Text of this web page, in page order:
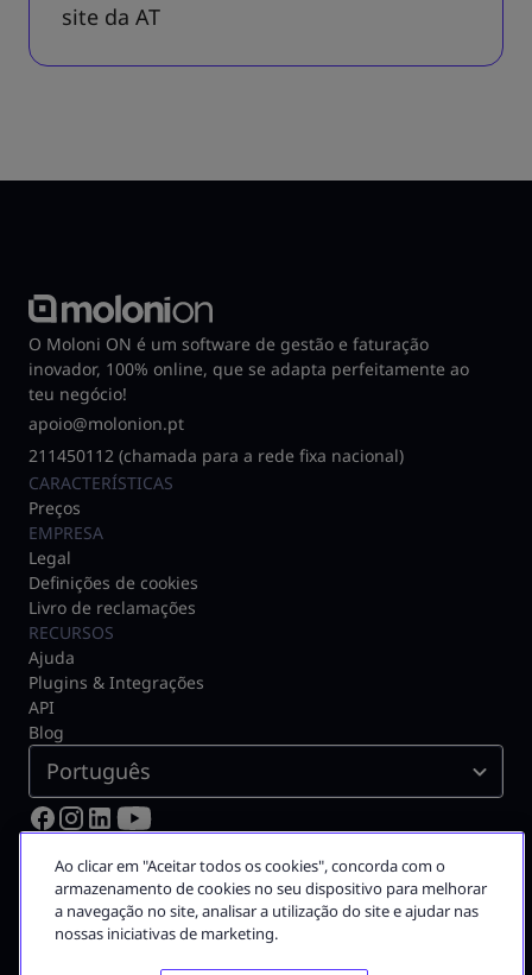
site da AT
O Moloni ON é um software de gestão e faturação
inovador, 100% online, que se adapta perfeitamente ao
teu negócio!
apoio@molonion.pt
211450112 (chamada para a rede fixa nacional)
CARACTERÍSTICAS
Preços
EMPRESA
Legal
Definições de cookies
Livro de reclamações
RECURSOS
Ajuda
Plugins & Integrações
API
Blog
Português
© 2026 Moloni ON
Certificado pela Autoridade Tributária N.º 3075
A Moloni faz parte dogrupo Visma
Ao clicar em "Aceitar todos os cookies", concorda com o
armazenamento de cookies no seu dispositivo para melhorar
a navegação no site, analisar a utilização do site e ajudar nas
nossas iniciativas de marketing.